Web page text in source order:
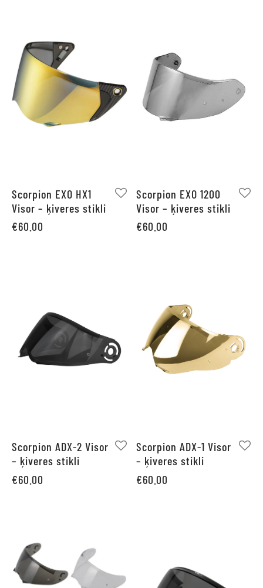
Scorpion EXO HX1
Visor – ķiveres stikli
€60.00
Scorpion EXO 1200
Visor – ķiveres stikli
€60.00
Scorpion ADX-2 Visor
– ķiveres stikli
€60.00
Scorpion ADX-1 Visor
– ķiveres stikli
€60.00